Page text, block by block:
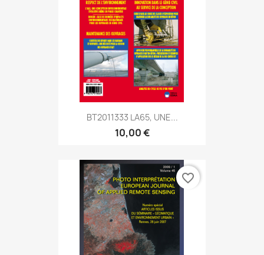
BT2011333 LA65, UNE...
10,00 €
favorite_border